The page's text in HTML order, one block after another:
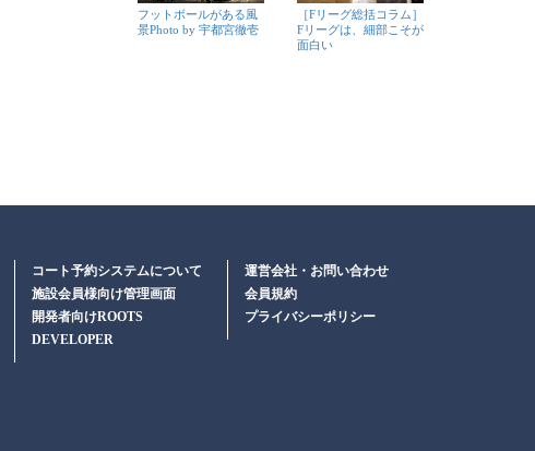
フットボールがある風
景Photo by 宇都宮徹壱
［Fリーグ総括コラム］
Fリーグは、細部こそが
面白い
コート予約システムについて
施設会員様向け管理画面
開発者向けROOTS
DEVELOPER
運営会社・お問い合わせ
会員規約
プライバシーポリシー